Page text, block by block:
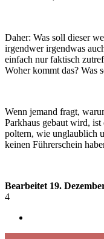
Daher: Was soll dieser
irgendwer irgendwas
einfach nur faktisch
Woher kommt das? Was
Wenn jemand fragt,
Parkhaus gebaut wird,
poltern, wie unglaublich
keinen Führerschein
Bearbeitet 19.
4